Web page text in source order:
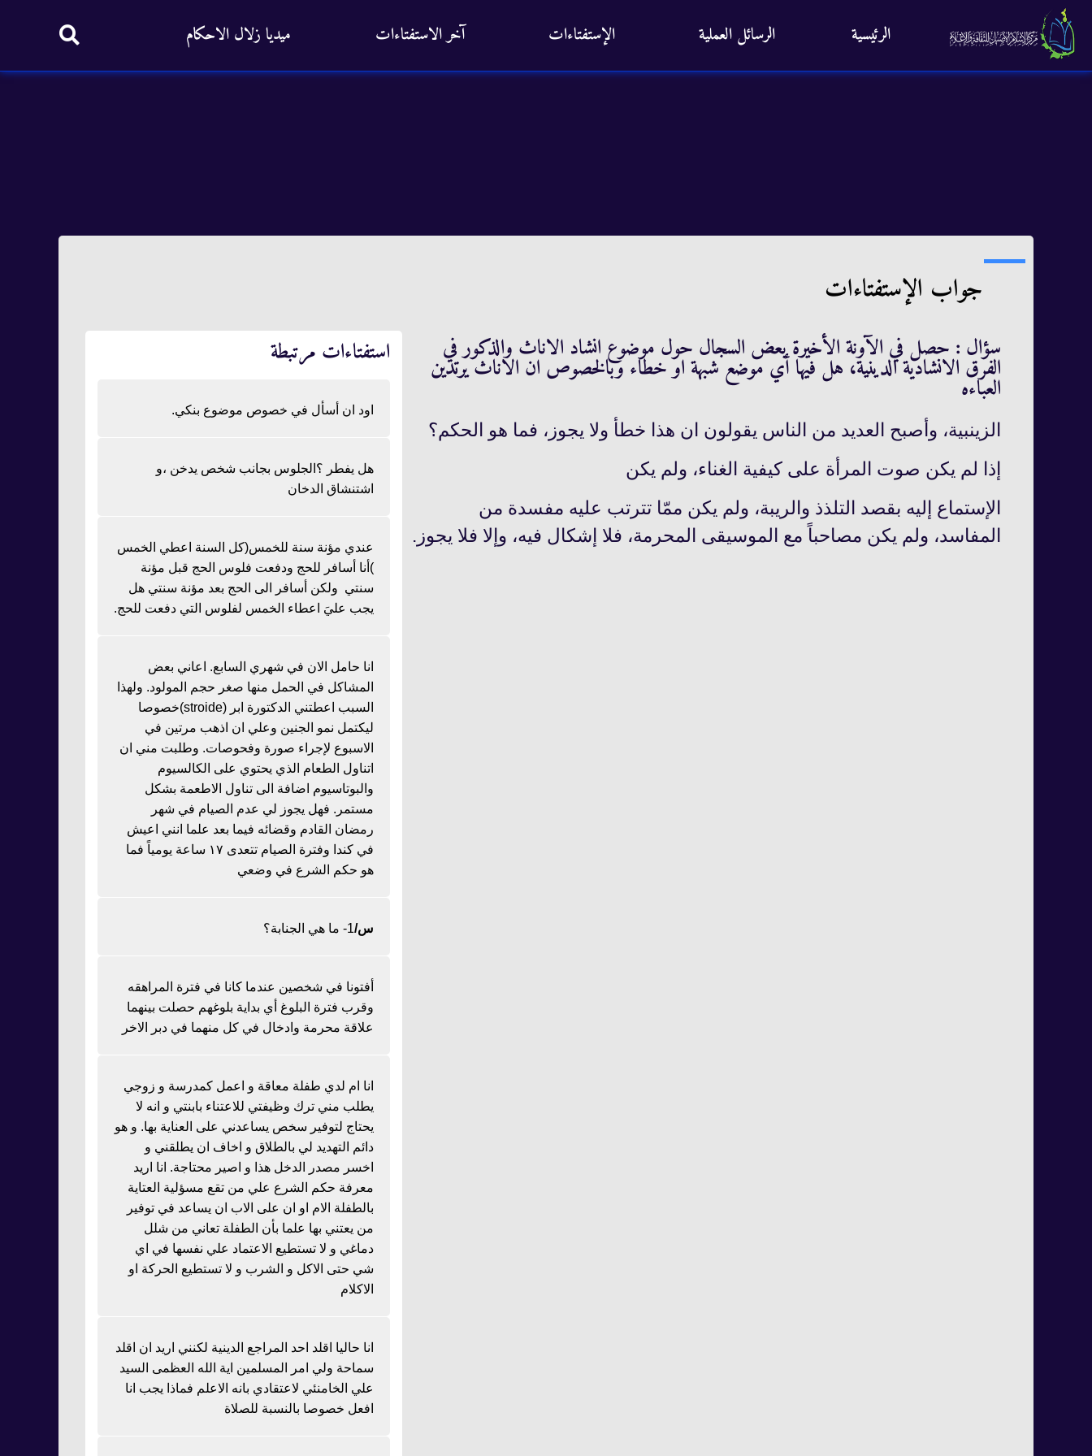
الرئيسية الرسائل العملية الإستفتاءات آخر الاستفتاءات ميديا زلال الاحكام
جواب الإستفتاءات
سؤال : حصل في الآونة الأخيرة بعض السجال حول موضوع انشاد الاناث والذكور في
الفرق الانشادية الدينية، هل فيها أي موضع شبهة او خطاء وبالخصوص ان الاناث يرتدين
العباءه
الزينبية، وأصبح العديد من الناس يقولون ان هذا خطأ ولا يجوز، فما هو الحكم؟
إذا لم یکن صوت المرأة علی کیفیة الغناء، ولم یکن
الإستماع إلیه بقصد التلذذ والریبة، ولم یکن ممّا تترتب علیه مفسدة من
المفاسد، ولم يكن مصاحباً مع الموسيقى المحرمة، فلا إشکال فیه، وإلا فلا يجوز.
استفتاءات مرتبطة
اود ان أسأل في خصوص موضوع بنكي.
هل يفطر ؟الجلوس بجانب شخص يدخن ،و
اشتنشاق الدخان
عندي مؤنة سنة للخمس(كل السنة اعطي الخمس
)أنا أسافر للحج ودفعت فلوس الحج قبل مؤنة
سنتي ولكن أسافر الى الحج بعد مؤنة سنتي هل
يجب عليَ اعطاء الخمس لفلوس التي دفعت للحج.
انا حامل الان في شهري السابع. اعاني بعض
المشاكل في الحمل منها صغر حجم المولود. ولهذا
السبب اعطتني الدكتورة ابر (stroide)خصوصا
ليكتمل نمو الجنين وعلي ان اذهب مرتين في
الاسبوع لإجراء صورة وفحوصات. وطلبت مني ان
اتناول الطعام الذي يحتوي على الكالسيوم
والبوتاسيوم اضافة الى تناول الاطعمة بشكل
مستمر. فهل يجوز لي عدم الصيام في شهر
رمضان القادم وقضائه فيما بعد علما انني اعيش
في كندا وفترة الصيام تتعدى ١٧ ساعة يومياً فما
هو حكم الشرع في وضعي
س/1- ما هي الجنابة؟
أفتونا في شخصين عندما كانا في فترة المراهقه
وقرب فترة البلوغ أي بداية بلوغهم حصلت بينهما
علاقة محرمة وادخال في كل منهما في دبر الاخر
انا ام لدي طفلة معاقة و اعمل كمدرسة و زوجي
يطلب مني ترك وظيفتي للاعتناء بابنتي و انه لا
يحتاج لتوفير سخص يساعدني على العناية بها. و هو
دائم التهديد لي بالطلاق و اخاف ان يطلقني و
اخسر مصدر الدخل هذا و اصير محتاجة. انا اريد
معرفة حكم الشرع علي من تقع مسؤلية العتاية
بالطفلة الام او ان على الاب ان يساعد في توفير
من يعتني بها علما بأن الطفلة تعاني من شلل
دماغي و لا تستطيع الاعتماد علي نفسها في اي
شي حتى الاكل و الشرب و لا تستطيع الحركة او
الاكلام
انا حاليا اقلد احد المراجع الدينية لكنني اريد ان اقلد
سماحة ولي امر المسلمين اية الله العظمى السيد
علي الخامنئي لاعتقادي بانه الاعلم فماذا يجب انا
افعل خصوصا بالنسبة للصلاة